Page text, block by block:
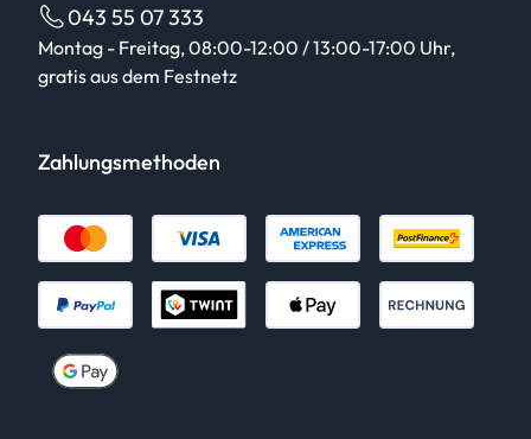
043 55 07 333
Montag - Freitag, 08:00-12:00 / 13:00-17:00 Uhr,
gratis aus dem Festnetz
Zahlungsmethoden